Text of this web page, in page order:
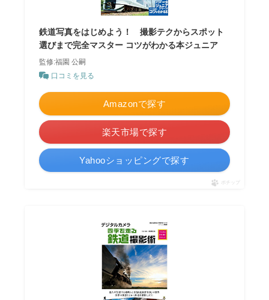
鉄道写真をはじめよう！ 撮影テクからスポット
選びまで完全マスター コツがわかる本ジュニア
監修:福園 公嗣
口コミを見る
Amazonで探す
楽天市場で探す
Yahooショッピングで探す
ポチップ